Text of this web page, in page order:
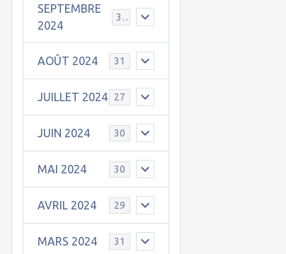
SEPTEMBRE
2024
30
AOÛT 2024 31
JUILLET 2024 27
JUIN 2024 30
MAI 2024 30
AVRIL 2024 29
MARS 2024 31